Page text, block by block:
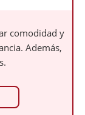
comodidad y
Además,